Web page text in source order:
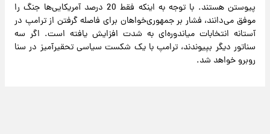
پیوستن هستند. با توجه به اینکه فقط 20 درصد آمریکایی‌ها جنگ را
موفق می‌دانند، فشار بر جمهوری‌خواهان برای فاصله گرفتن از ترامپ در
آستانه انتخابات میاندوره‌ای به شدت افزایش یافته است. اگر سه
سناتور دیگر بپیوندند، ترامپ با یک شکست سیاسی تحقیرآمیز در سنا
روبرو خواهد شد.